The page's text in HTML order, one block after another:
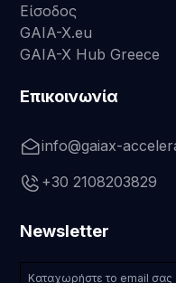
Είσοδος
GAIA-X.eu
GAIA-X Hub Greece
Επικοινωνία
info@gaiax-
+30 2108203829
Newsletter